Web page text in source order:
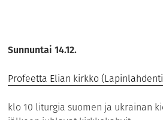
Sunnuntai 14.12.
Profeetta Elian kirkko
klo 10 liturgia suomen ja ukrainan